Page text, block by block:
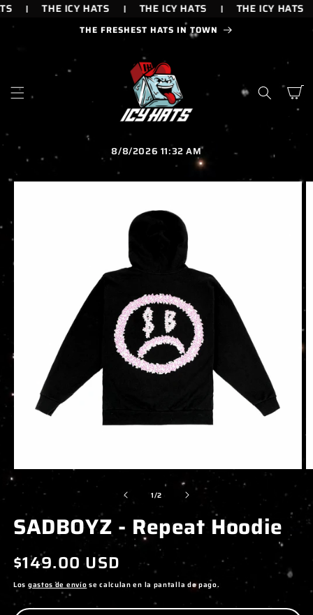
THE ICY HATS THE ICY HATS THE ICY HATS
CONTENIDOTHE FRESHEST HATS IN TOWN
Carrito
8/8/2026 11:32 AM
PRODUCTO
ELEMENTO
1
EN
UNA
VENTANA
MODAL
2
1/de
2
SADBOYZ - Repeat Hoodie
Precio
habitual
$149.00 USD
Los gastos de envío se calculan en la pantalla de pago.